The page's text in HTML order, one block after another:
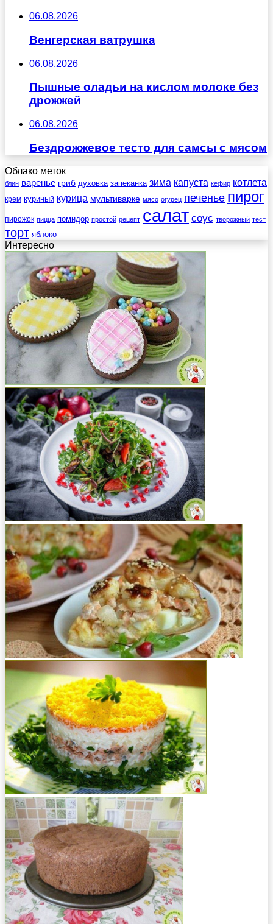
06.08.2026
Венгерская ватрушка
06.08.2026
Пышные оладьи на кислом молоке без
дрожжей
06.08.2026
Бездрожжевое тесто для самсы с мясом
Облако меток
блин варенье гриб духовка запеканка зима капуста кефир котлета
крем куриный курица мультиварке мясо огурец печенье пирог
пирожок пицца помидор простой рецепт салат соус творожный тест
торт яблоко
Интересно